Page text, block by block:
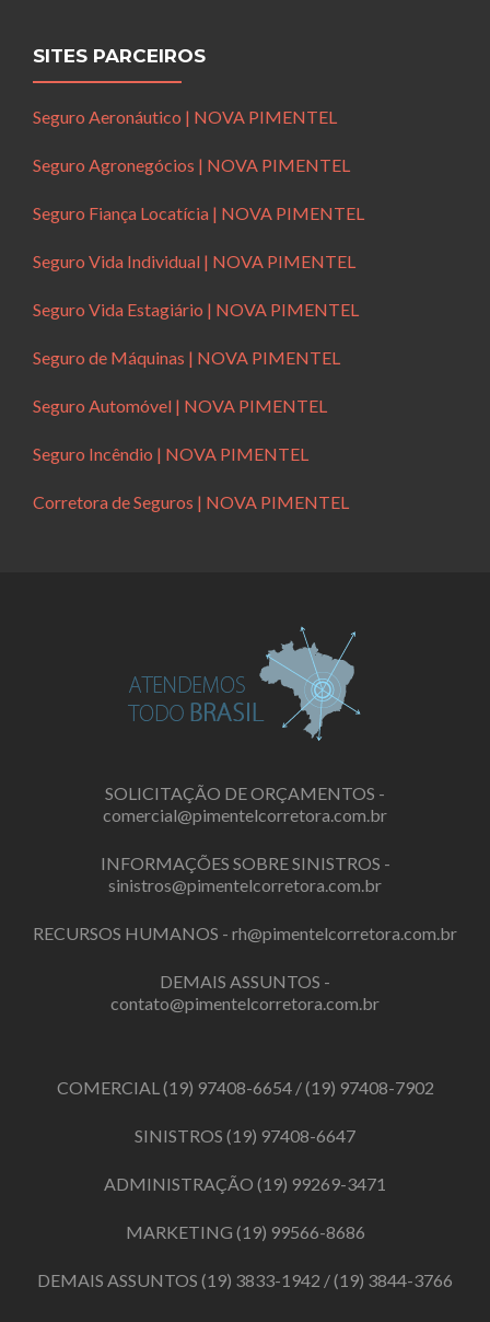
SITES PARCEIROS
Seguro Aeronáutico | NOVA PIMENTEL
Seguro Agronegócios | NOVA PIMENTEL
Seguro Fiança Locatícia | NOVA PIMENTEL
Seguro Vida Individual | NOVA PIMENTEL
Seguro Vida Estagiário | NOVA PIMENTEL
Seguro de Máquinas | NOVA PIMENTEL
Seguro Automóvel | NOVA PIMENTEL
Seguro Incêndio | NOVA PIMENTEL
Corretora de Seguros | NOVA PIMENTEL
SOLICITAÇÃO DE ORÇAMENTOS -
comercial@pimentelcorretora.com.br
INFORMAÇÕES SOBRE SINISTROS -
sinistros@pimentelcorretora.com.br
RECURSOS HUMANOS - rh@pimentelcorretora.com.br
DEMAIS ASSUNTOS -
contato@pimentelcorretora.com.br
COMERCIAL(19) 97408-6654/(19) 97408-7902
SINISTROS (19) 97408-6647
ADMINISTRAÇÃO (19) 99269-3471
MARKETING (19) 99566-8686
DEMAIS ASSUNTOS (19) 3833-1942 /(19) 3844-3766